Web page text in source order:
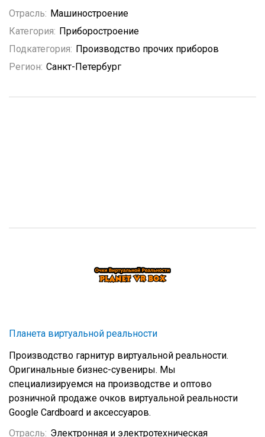
Отрасль: Машиностроение
Категория: Приборостроение
Подкатегория: Производство прочих приборов
Регион: Санкт-Петербург
Планета виртуальной реальности
Производство гарнитур виртуальной реальности.
Оригинальные бизнес-сувениры. Мы
специализируемся на производстве и оптово
розничной продаже очков виртуальной реальности
Google Cardboard и аксессуаров.
Отрасль: Электронная и электротехническая